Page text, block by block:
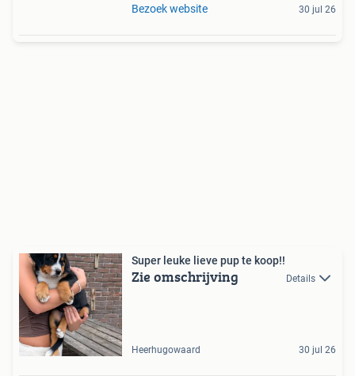
Bezoek website 30 jul 26
Super leuke lieve pup te koop!!
Zie omschrijving Details
Heerhugowaard 30 jul 26